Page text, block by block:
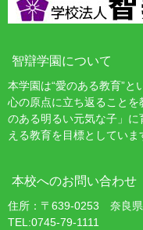
智辯学園について
本学園は“愛のある教育”と
心の原点に立ち返ること
のある明るい元気な子」
える教育を目標としていま
本校へのお問い合わせ
住所：〒639-0253 奈良
TEL:0745-79-1111